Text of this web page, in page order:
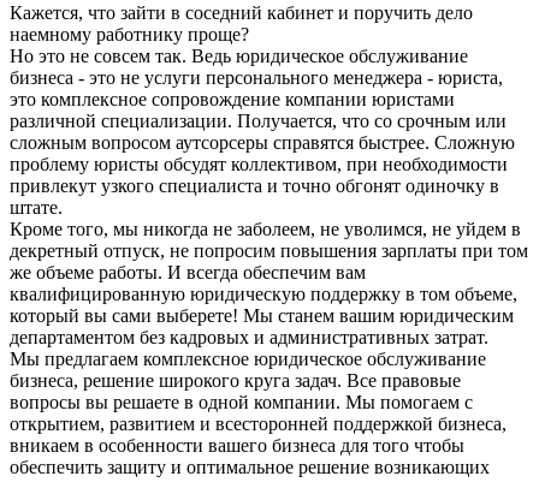
Кажется, что зайти в соседний кабинет и поручить дело
наемному работнику проще?
Но это не совсем так. Ведь юридическое обслуживание
бизнеса - это не услуги персонального менеджера - юриста,
это комплексное сопровождение компании юристами
различной специализации. Получается, что со срочным или
сложным вопросом аутсорсеры справятся быстрее. Сложную
проблему юристы обсудят коллективом, при необходимости
привлекут узкого специалиста и точно обгонят одиночку в
штате.
Кроме того, мы никогда не заболеем, не уволимся, не уйдем в
декретный отпуск, не попросим повышения зарплаты при том
же объеме работы. И всегда обеспечим вам
квалифицированную юридическую поддержку в том объеме,
который вы сами выберете! Мы станем вашим юридическим
департаментом без кадровых и административных затрат.
Мы предлагаем комплексное юридическое обслуживание
бизнеса, решение широкого круга задач. Все правовые
вопросы вы решаете в одной компании. Мы помогаем с
открытием, развитием и всесторонней поддержкой бизнеса,
вникаем в особенности вашего бизнеса для того чтобы
обеспечить защиту и оптимальное решение возникающих